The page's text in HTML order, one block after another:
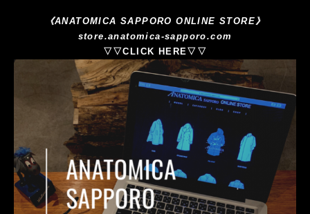
《ANATOMICA SAPPORO ONLINE STORE》
store.anatomica-sapporo.com
▽▽CLICK HERE▽▽